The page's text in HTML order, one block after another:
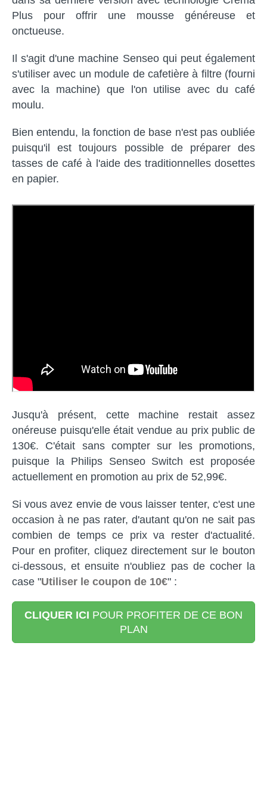
Plus pour offrir une mousse généreuse et
onctueuse.
Il s'agit d'une machine Senseo qui peut également
s'utiliser avec un module de cafetière à filtre (fourni
avec la machine) que l'on utilise avec du café
moulu.
Bien entendu, la fonction de base n'est pas oubliée
puisqu'il est toujours possible de préparer des
tasses de café à l'aide des traditionnelles dosettes
en papier.
Jusqu'à présent, cette machine restait assez
onéreuse puisqu'elle était vendue au prix public de
130€. C'était sans compter sur les promotions,
puisque la Philips Senseo Switch est proposée
actuellement en promotion au prix de 52,99€.
Si vous avez envie de vous laisser tenter, c'est une
occasion à ne pas rater, d'autant qu'on ne sait pas
combien de temps ce prix va rester d'actualité.
Pour en profiter, cliquez directement sur le bouton
ci-dessous, et ensuite n'oubliez pas de cocher la
case "Utiliser le coupon de 10€" :
CLIQUER ICI POUR PROFITER DE CE BON
PLAN